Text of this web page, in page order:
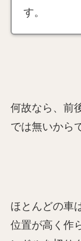
す。
何故なら、前
では無いから
ほとんどの車
位置が高く作